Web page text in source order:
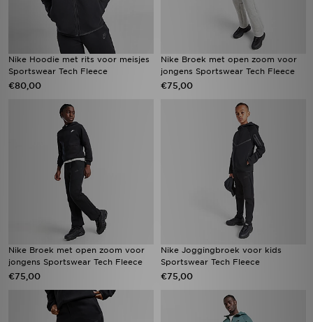
Nike Hoodie met rits voor meisjes
Sportswear Tech Fleece
€80,00
Nike Broek met open zoom voor
jongens Sportswear Tech Fleece
€75,00
Nike Broek met open zoom voor
jongens Sportswear Tech Fleece
€75,00
Nike Joggingbroek voor kids
Sportswear Tech Fleece
€75,00